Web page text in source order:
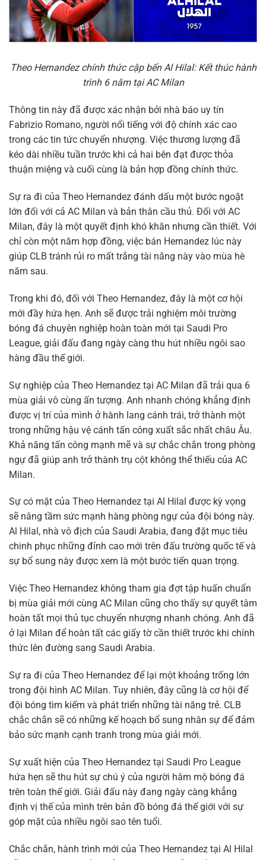
Theo Hernandez chính thức cập bến Al Hilal: Kết thúc hành
trình 6 năm tại AC Milan
Thông tin này đã được xác nhận bởi nhà báo uy tín
Fabrizio Romano, người nổi tiếng với độ chính xác cao
trong các tin tức chuyển nhượng. Việc thương lượng đã
kéo dài nhiều tuần trước khi cả hai bên đạt được thỏa
thuận miệng và cuối cùng là bản hợp đồng chính thức.
Sự ra đi của Theo Hernandez đánh dấu một bước ngoặt
lớn đối với cả AC Milan và bản thân cầu thủ. Đối với AC
Milan, đây là một quyết định khó khăn nhưng cần thiết. Với
chỉ còn một năm hợp đồng, việc bán Hernandez lúc này
giúp CLB tránh rủi ro mất trắng tài năng này vào mùa hè
năm sau.
Trong khi đó, đối với Theo Hernandez, đây là một cơ hội
mới đầy hứa hẹn. Anh sẽ được trải nghiệm môi trường
bóng đá chuyên nghiệp hoàn toàn mới tại Saudi Pro
League, giải đấu đang ngày càng thu hút nhiều ngôi sao
hàng đầu thế giới.
Sự nghiệp của Theo Hernandez tại AC Milan đã trải qua 6
mùa giải vô cùng ấn tượng. Anh nhanh chóng khẳng định
được vị trí của mình ở hành lang cánh trái, trở thành một
trong những hậu vệ cánh tấn công xuất sắc nhất châu Âu.
Khả năng tấn công mạnh mẽ và sự chắc chắn trong phòng
ngự đã giúp anh trở thành trụ cột không thể thiếu của AC
Milan.
Sự có mặt của Theo Hernandez tại Al Hilal được kỳ vọng
sẽ nâng tầm sức mạnh hàng phòng ngự của đội bóng này.
Al Hilal, nhà vô địch của Saudi Arabia, đang đặt mục tiêu
chinh phục những đỉnh cao mới trên đấu trường quốc tế và
sự bổ sung này được xem là một bước tiến quan trọng.
Việc Theo Hernandez không tham gia đợt tập huấn chuẩn
bị mùa giải mới cùng AC Milan cũng cho thấy sự quyết tâm
hoàn tất mọi thủ tục chuyển nhượng nhanh chóng. Anh đã
ở lại Milan để hoàn tất các giấy tờ cần thiết trước khi chính
thức lên đường sang Saudi Arabia.
Sự ra đi của Theo Hernandez để lại một khoảng trống lớn
trong đội hình AC Milan. Tuy nhiên, đây cũng là cơ hội để
đội bóng tìm kiếm và phát triển những tài năng trẻ. CLB
chắc chắn sẽ có những kế hoạch bổ sung nhân sự để đảm
bảo sức mạnh cạnh tranh trong mùa giải mới.
Sự xuất hiện của Theo Hernandez tại Saudi Pro League
hứa hẹn sẽ thu hút sự chú ý của người hâm mộ bóng đá
trên toàn thế giới. Giải đấu này đang ngày càng khẳng
định vị thế của mình trên bản đồ bóng đá thế giới với sự
góp mặt của nhiều ngôi sao tên tuổi.
Chắc chắn, hành trình mới của Theo Hernandez tại Al Hilal